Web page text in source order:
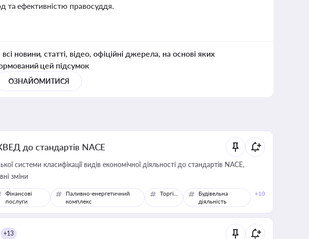
та ефективністю правосуддя.
новини, статті, відео, офіційні джерела, на основі яких
цей підсумок
ОЗНАЙОМИТИСЯ
до стандартів NACE
системи класифікації видів економічної діяльності до стандартів NACE,
зміни
Фінансові
послуги
Паливно-енергетичний
комплекс
Торгівля
Будівельна
діяльність
+10
+13